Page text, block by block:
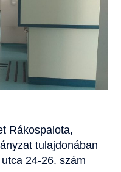
Rákospalota,
tulajdonában
24-26. szám